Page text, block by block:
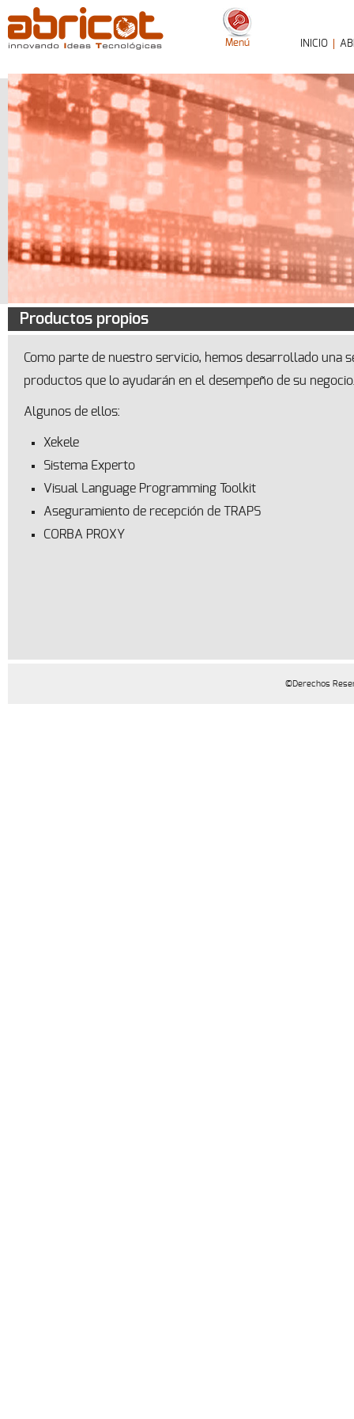
Menú INICIO
Productos propios
Como parte de nuestro servicio, hemos desarrollado una
productos que lo ayudarán en el desempeño de su
Algunos de ellos:
Xekele
Sistema Experto
Visual Language Programming Toolkit
Aseguramiento de recepción de TRAPS
CORBA PROXY
©Derechos